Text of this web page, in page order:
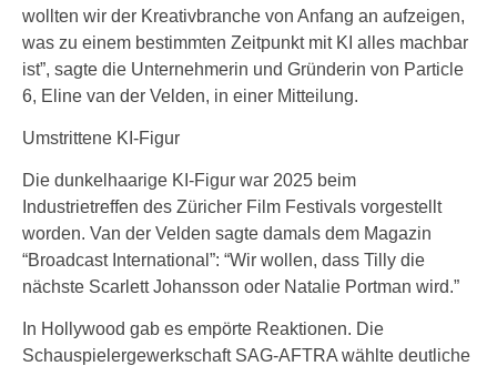
wollten wir der Kreativbranche von Anfang an aufzeigen,
was zu einem bestimmten Zeitpunkt mit KI alles machbar
ist”, sagte die Unternehmerin und Gründerin von Particle
6, Eline van der Velden, in einer Mitteilung.
Umstrittene KI-Figur
Die dunkelhaarige KI-Figur war 2025 beim
Industrietreffen des Züricher Film Festivals vorgestellt
worden. Van der Velden sagte damals dem Magazin
“Broadcast International”: “Wir wollen, dass Tilly die
nächste Scarlett Johansson oder Natalie Portman wird.”
In Hollywood gab es empörte Reaktionen. Die
Schauspielergewerkschaft SAG-AFTRA wählte deutliche